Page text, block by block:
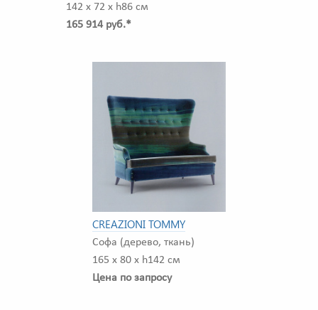
142 x 72 x h86 см
165 914 руб.*
CREAZIONI TOMMY
Софа (дерево, ткань)
165 x 80 x h142 см
Цена по запросу